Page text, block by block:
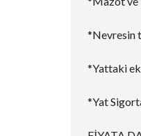
*Nevresin
*Yattaki
*Yat